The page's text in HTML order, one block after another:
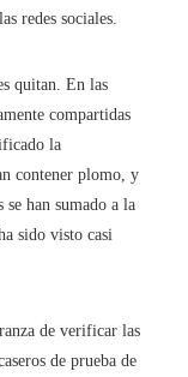
redes sociales.
quitan. En las
compartidas
la
contener plomo, y
han sumado a la
sido visto casi
de verificar las
de prueba de